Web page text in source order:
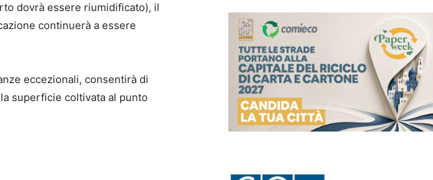
dovrà essere riumidificato), il
continuerà a essere
eccezionali, consentirà di
superficie coltivata al punto